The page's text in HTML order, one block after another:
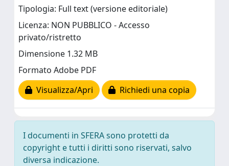
Tipologia: Full text (versione editoriale)
Licenza: NON PUBBLICO - Accesso
privato/ristretto
Dimensione 1.32 MB
Formato Adobe PDF
Visualizza/Apri
Richiedi una copia
I documenti in SFERA sono protetti da
copyright e tutti i diritti sono riservati, salvo
diversa indicazione.